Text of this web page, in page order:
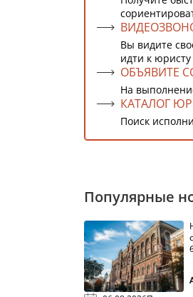
Вы видите
идти к
ОБЪЯВИТЕ
На
КАТАЛОГ
Поиск
Популярные